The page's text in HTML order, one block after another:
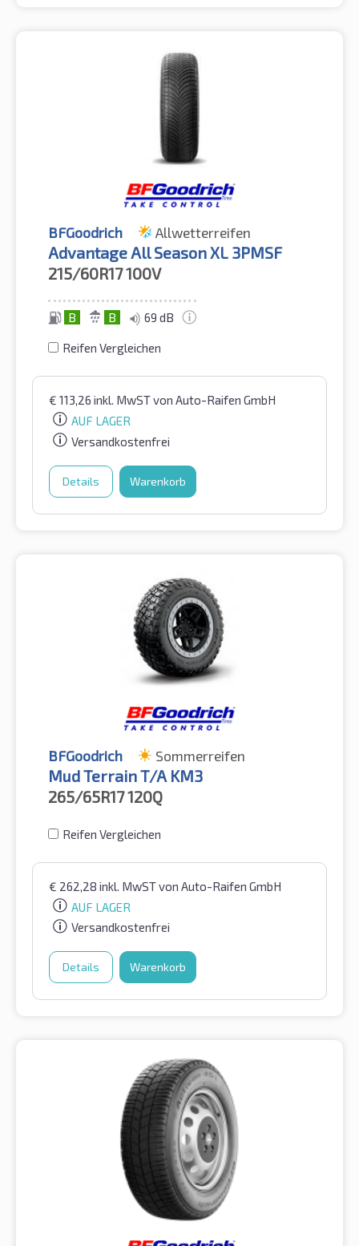
BFGoodrich Allwetterreifen
Advantage All Season XL 3PMSF
215/60R17100V
B B 69 dB
Reifen Vergleichen
€ 113,26 inkl. MwSTvon Auto-Raifen GmbH
AUF LAGER
Versandkostenfrei
Details Warenkorb
BFGoodrich Sommerreifen
Mud Terrain T/A KM3
265/65R17120Q
Reifen Vergleichen
€ 262,28 inkl. MwSTvon Auto-Raifen GmbH
AUF LAGER
Versandkostenfrei
Details Warenkorb